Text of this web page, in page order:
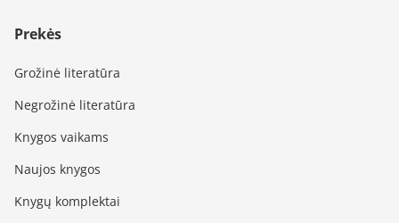
Prekės
Grožinė literatūra
Negrožinė literatūra
Knygos vaikams
Naujos knygos
Knygų komplektai